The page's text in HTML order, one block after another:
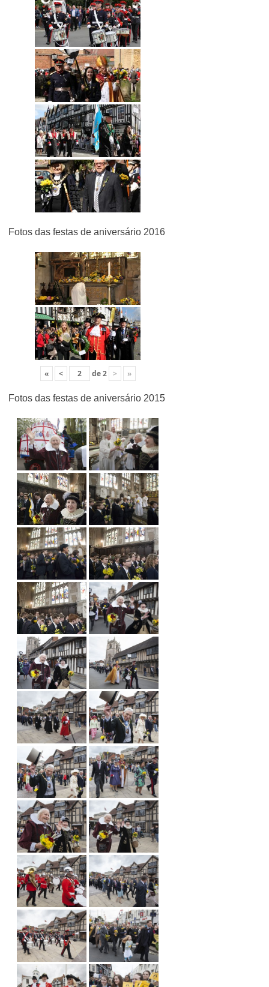
Fotos das festas de aniversário 2016
« < de2 > »
Fotos das festas de aniversário 2015